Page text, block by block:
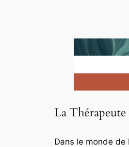
La
Dans le monde